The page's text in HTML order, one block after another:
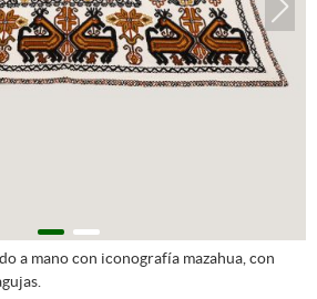
a mano con iconografía mazahua, con